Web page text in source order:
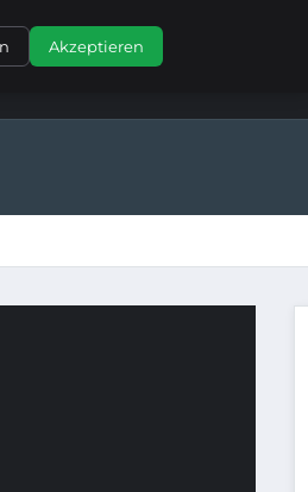
Akzeptieren